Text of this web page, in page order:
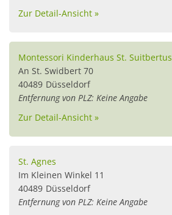
Zur Detail-Ansicht »
Montessori Kinderhaus St. Suitbertus
An St. Swidbert 70
40489 Düsseldorf
Entfernung von PLZ: Keine Angabe
Zur Detail-Ansicht »
St. Agnes
Im Kleinen Winkel 11
40489 Düsseldorf
Entfernung von PLZ: Keine Angabe